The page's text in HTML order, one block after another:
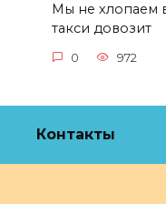
Мы не хлопаем
такси довозит
0 972
Контакты